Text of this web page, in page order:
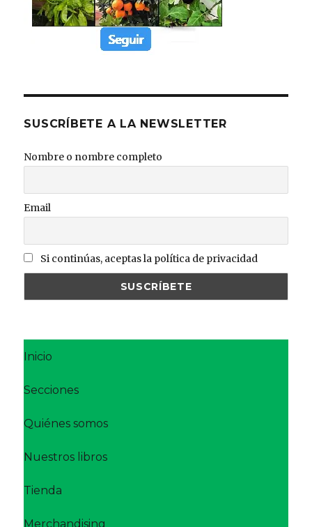
SUSCRÍBETE A LA NEWSLETTER
Nombre o nombre completo
Email
Si continúas, aceptas la política de privacidad
Inicio
Secciones
Quiénes somos
Nuestros libros
Tienda
Merchandising